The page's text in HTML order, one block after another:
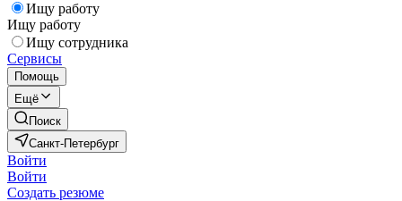
Ищу работу
Ищу работу
Ищу сотрудника
Сервисы
Помощь
Ещё
Поиск
Санкт-Петербург
Войти
Войти
Создать резюме